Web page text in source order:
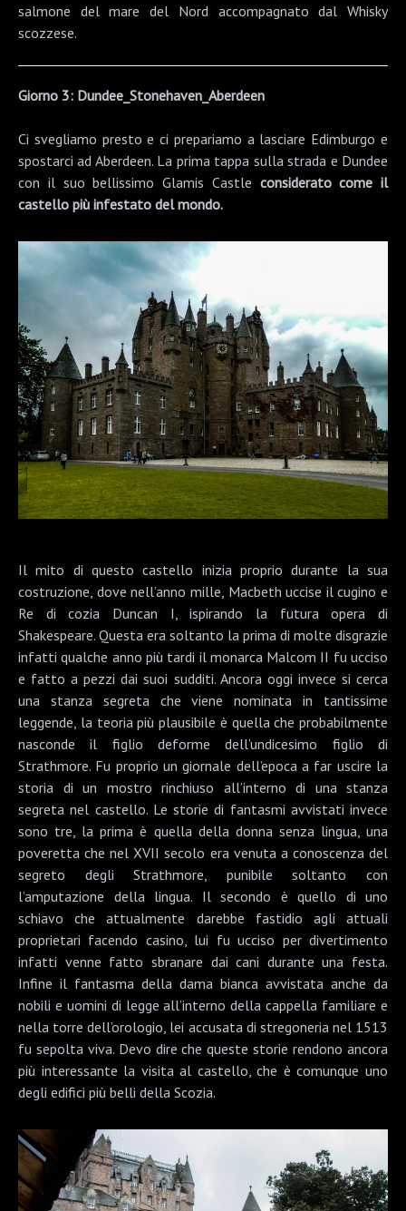
salmone del mare del Nord accompagnato dal Whisky
scozzese.
Giorno 3: Dundee_Stonehaven_Aberdeen
Ci svegliamo presto e ci prepariamo a lasciare Edimburgo e
spostarci ad Aberdeen. La prima tappa sulla strada e Dundee
con il suo bellissimo Glamis Castle considerato come il
castello più infestato del mondo.
Il mito di questo castello inizia proprio durante la sua
costruzione, dove nell’anno mille, Macbeth uccise il cugino e
Re di cozia Duncan I, ispirando la futura opera di
Shakespeare. Questa era soltanto la prima di molte disgrazie
infatti qualche anno più tardi il monarca Malcom II fu ucciso
e fatto a pezzi dai suoi sudditi. Ancora oggi invece si cerca
una stanza segreta che viene nominata in tantissime
leggende, la teoria più plausibile è quella che probabilmente
nasconde il figlio deforme dell’undicesimo figlio di
Strathmore. Fu proprio un giornale dell’epoca a far uscire la
storia di un mostro rinchiuso all’interno di una stanza
segreta nel castello. Le storie di fantasmi avvistati invece
sono tre, la prima è quella della donna senza lingua, una
poveretta che nel XVII secolo era venuta a conoscenza del
segreto degli Strathmore, punibile soltanto con
l’amputazione della lingua. Il secondo è quello di uno
schiavo che attualmente darebbe fastidio agli attuali
proprietari facendo casino, lui fu ucciso per divertimento
infatti venne fatto sbranare dai cani durante una festa.
Infine il fantasma della dama bianca avvistata anche da
nobili e uomini di legge all’interno della cappella familiare e
nella torre dell’orologio, lei accusata di stregoneria nel 1513
fu sepolta viva. Devo dire che queste storie rendono ancora
più interessante la visita al castello, che è comunque uno
degli edifici più belli della Scozia.